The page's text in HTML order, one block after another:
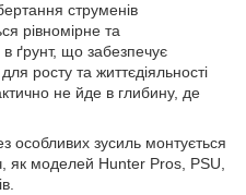
струменів
рівномірне та
ґрунт, що забезпечує
росту та життєдіяльності
не йде в глибину, де
особливих зусиль монтується
як моделей Hunter Pros, PSU,